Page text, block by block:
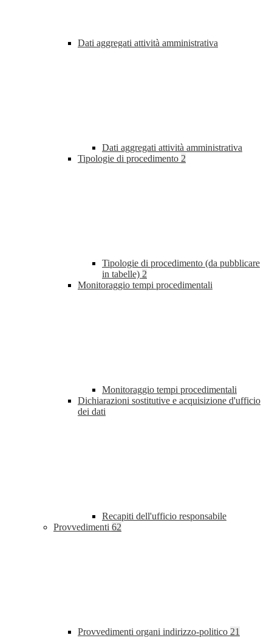
Dati aggregati attività amministrativa
Dati aggregati attività amministrativa
Tipologie di procedimento 2
Tipologie di procedimento (da pubblicare
in tabelle) 2
Monitoraggio tempi procedimentali
Monitoraggio tempi procedimentali
Dichiarazioni sostitutive e acquisizione d'ufficio
dei dati
Recapiti dell'ufficio responsabile
Provvedimenti 62
Provvedimenti organi indirizzo-politico 21